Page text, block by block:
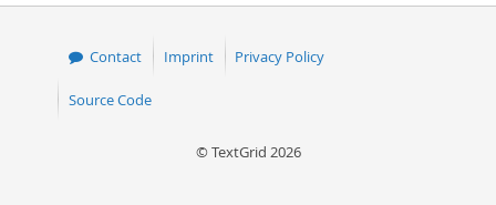
Contact Imprint Privacy Policy
Source Code
© TextGrid 2026